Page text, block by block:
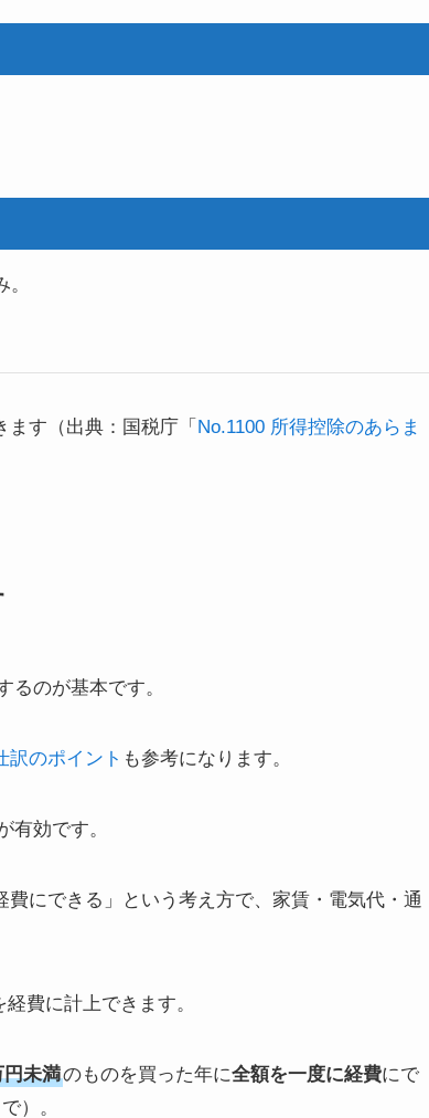
す（出典：国税庁「 No.1100 所得控除のあらま
るのが基本です。
訳のポイント も参考になります。
有効です。
にできる」という考え方で、家賃・電気代・通
費に計上できます。
円未満のものを買った年に全額を一度に経費にで
）。